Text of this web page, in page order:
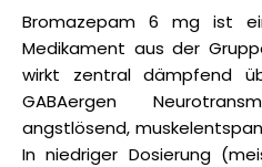
Bromazepam 6 mg ist
Medikament aus der
wirkt zentral dämpfend
GABAergen
angstlösend,
In niedriger Dosierung